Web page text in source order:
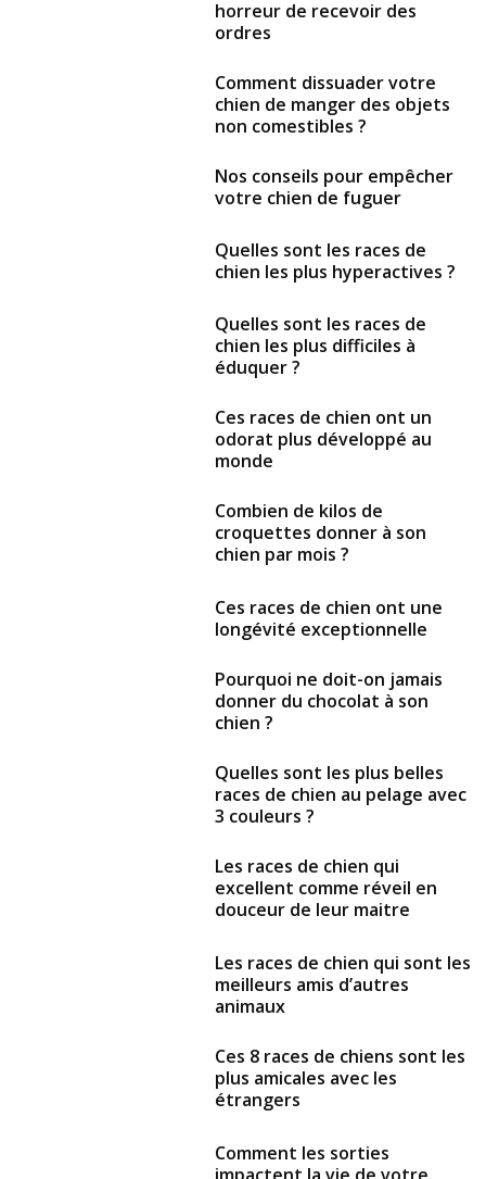
horreur de recevoir des
ordres
Comment dissuader votre
chien de manger des objets
non comestibles ?
Nos conseils pour empêcher
votre chien de fuguer
Quelles sont les races de
chien les plus hyperactives ?
Quelles sont les races de
chien les plus difficiles à
éduquer ?
Ces races de chien ont un
odorat plus développé au
monde
Combien de kilos de
croquettes donner à son
chien par mois ?
Ces races de chien ont une
longévité exceptionnelle
Pourquoi ne doit-on jamais
donner du chocolat à son
chien ?
Quelles sont les plus belles
races de chien au pelage avec
3 couleurs ?
Les races de chien qui
excellent comme réveil en
douceur de leur maitre
Les races de chien qui sont les
meilleurs amis d’autres
animaux
Ces 8 races de chiens sont les
plus amicales avec les
étrangers
Comment les sorties